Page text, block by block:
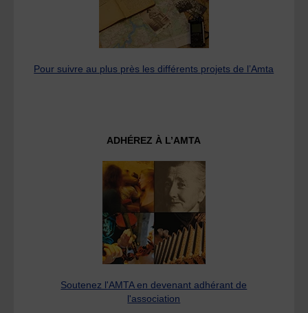
Pour suivre au plus près les différents projets de l’Amta
ADHÉREZ À L’AMTA
Soutenez l'AMTA en devenant adhérant de
l'association